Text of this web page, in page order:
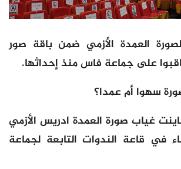
العمدة الأزمي ضمن باقة صور
على جماعة فاس منذ إحداثها.
سهوا أم عمدا؟
غياب صورة العمدة ادريس الأزمي
في قاعة الندوات التابعة لجماعة